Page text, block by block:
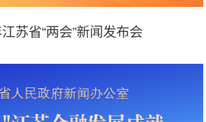
苏省“两会”新闻发布会